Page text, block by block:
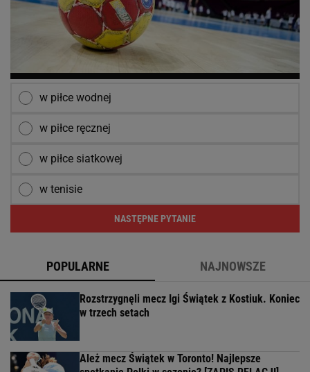
w piłce wodnej
w piłce ręcznej
w piłce siatkowej
w tenisie
NASTĘPNE PYTANIE
POPULARNE NAJNOWSZE
Rozstrzygnęli mecz Igi Świątek z Kostiuk. Koniec
w trzech setach
Ależ mecz Świątek w Toronto! Najlepsze